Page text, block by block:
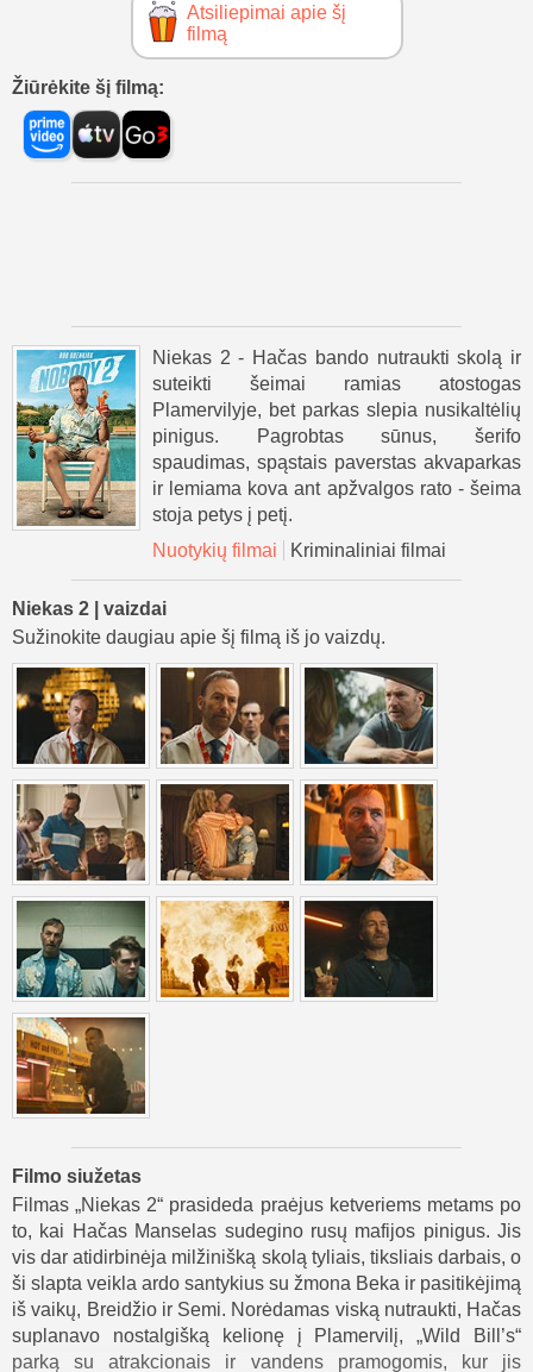
Atsiliepimai apie šį
filmą
Žiūrėkite šį filmą:
Niekas 2 - Hačas bando nutraukti skolą ir
suteikti šeimai ramias atostogas
Plamervilyje, bet parkas slepia nusikaltėlių
pinigus. Pagrobtas sūnus, šerifo
spaudimas, spąstais paverstas akvaparkas
ir lemiama kova ant apžvalgos rato - šeima
stoja petys į petį.
Nuotykių filmai
Kriminaliniai filmai
Niekas 2 | vaizdai
Sužinokite daugiau apie šį filmą iš jo vaizdų.
Filmo siužetas
Filmas „Niekas 2“ prasideda praėjus ketveriems metams po
to, kai Hačas Manselas sudegino rusų mafijos pinigus. Jis
vis dar atidirbinėja milžinišką skolą tyliais, tiksliais darbais, o
ši slapta veikla ardo santykius su žmona Beka ir pasitikėjimą
iš vaikų, Breidžio ir Semi. Norėdamas viską nutraukti, Hačas
suplanavo nostalgišką kelionę į Plamervilį, „Wild Bill’s“
parką su atrakcionais ir vandens pramogomis, kur jis